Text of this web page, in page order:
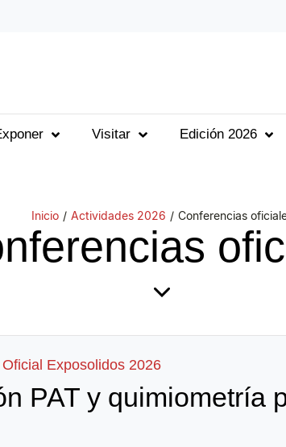
Visitar Edición 2026
Inicio / Actividades 2026 / Conferencias
Exposolidos 2026
PAT y quimiometría